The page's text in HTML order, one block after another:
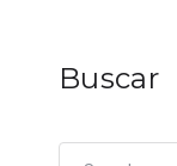
Buscar